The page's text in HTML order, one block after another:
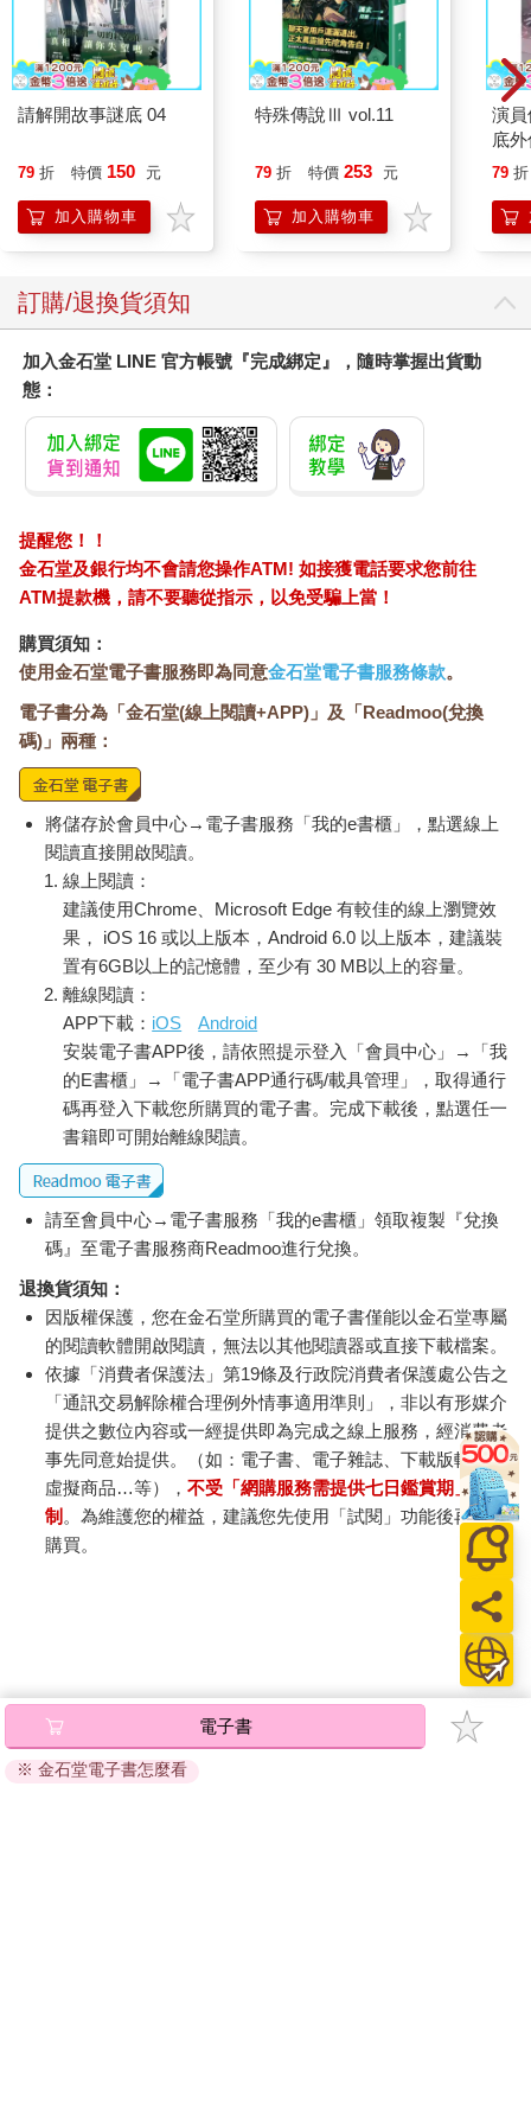
請解開故事謎底 04
79 折 特價 150 元
加入購物車
特殊傳說Ⅲ vol.11
79 折 特價 253 元
加入購物車
演
底
79 折
訂購/退換貨須知
加入金石堂 LINE 官方帳號『完成綁定』，隨時掌握出貨動
態：
提醒您！！
金石堂及銀行均不會請您操作ATM! 如接獲電話要求您前往
ATM提款機，請不要聽從指示，以免受騙上當！
購買須知：
使用金石堂電子書服務即為同意金石堂電子書服務條款。
電子書分為「金石堂(線上閱讀+APP)」及「Readmoo(兌換
碼)」兩種：
將儲存於會員中心→電子書服務「我的e書櫃」，點選線上
閱讀直接開啟閱讀。
線上閱讀：
建議使用Chrome、Microsoft Edge 有較佳的線上瀏覽效
果， iOS 16 或以上版本，Android 6.0 以上版本，建議裝
置有6GB以上的記憶體，至少有 30 MB以上的容量。
離線閱讀：
APP下載： iOS
Android
安裝電子書APP後，請依照提示登入「會員中心」→「我
的E書櫃」→「電子書APP通行碼/載具管理」，取得通行
碼再登入下載您所購買的電子書。完成下載後，點選任一
書籍即可開始離線閱讀。
請至會員中心→電子書服務「我的e書櫃」領取複製『兌換
碼』至電子書服務商Readmoo進行兌換。
退換貨須知：
因版權保護，您在金石堂所購買的電子書僅能以金石堂專屬
的閱讀軟體開啟閱讀，無法以其他閱讀器或直接下載檔案。
依據「消費者保護法」第19條及行政院消費者保護處公告之
「通訊交易解除權合理例外情事適用準則」，非以有形媒介
提供之數位內容或一經提供即為完成之線上服務，經消費者
事先同意始提供。（如：電子書、電子雜誌、下載版軟體、
虛擬商品…等），不受「網購服務需提供七日鑑賞期」的限
制 。為維護您的權益，建議您先使用「試閱」功能後再付款
購買。
電子書
※ 金石堂電子書怎麼看